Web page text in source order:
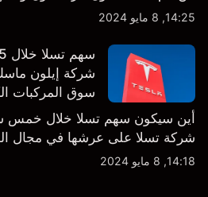
14:25, 8 مايو 2024
شركة إيلون
سوق المركبات
أين سيكون سهم تسلا خلال خمس
شركة تسلا على عرشها في مجال
14:18, 8 مايو 2024